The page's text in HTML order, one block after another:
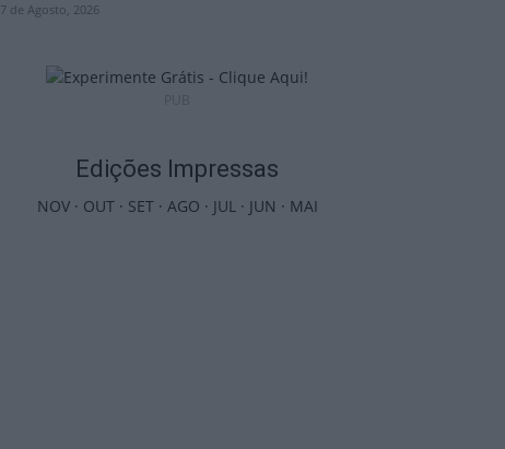
7 de Agosto, 2026
Edições Impressas
NOV· OUT· SET· AGO · JUL· JUN · MAI